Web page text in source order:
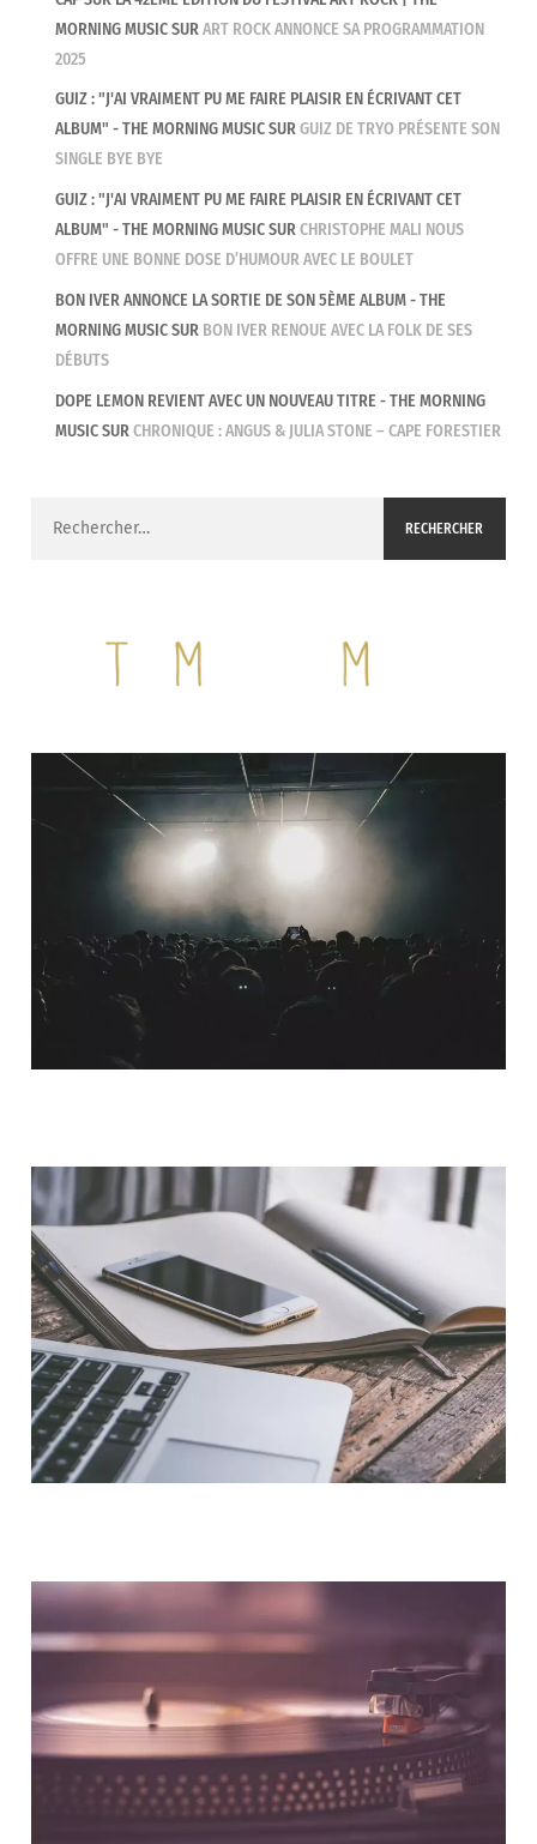
MORNING MUSICSURART ROCK ANNONCE SA PROGRAMMATION
2025
GUIZ : "J'AI VRAIMENT PU ME FAIRE PLAISIR EN ÉCRIVANT CET
ALBUM" - THE MORNING MUSICSURGUIZ DE TRYO PRÉSENTE SON
SINGLE BYE BYE
GUIZ : "J'AI VRAIMENT PU ME FAIRE PLAISIR EN ÉCRIVANT CET
ALBUM" - THE MORNING MUSICSURCHRISTOPHE MALI NOUS
OFFRE UNE BONNE DOSE D’HUMOUR AVEC LE BOULET
BON IVER ANNONCE LA SORTIE DE SON 5ÈME ALBUM - THE
MORNING MUSICSUR BON IVER RENOUE AVEC LA FOLK DE SES
DÉBUTS
DOPE LEMON REVIENT AVEC UN NOUVEAU TITRE - THE MORNING
MUSICSURCHRONIQUE : ANGUS & JULIA STONE – CAPE FORESTIER